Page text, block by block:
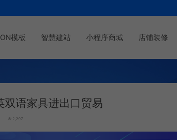
模板 智慧建站 小程序商城 店铺装修
语家具进出口贸易
2,297